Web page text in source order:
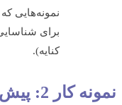
نمونه‌هایی که
برای شناسایی
کنایه).
نمونه کار